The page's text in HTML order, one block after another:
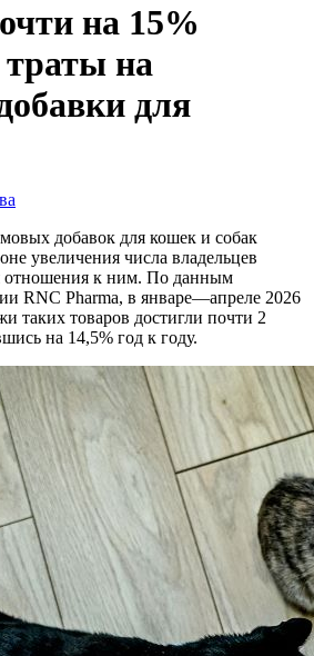
на 15%
на
для
добавок для кошек и собак
увеличения числа владельцев
отношения к ним. По данным
RNC Pharma, в январе—апреле 2026
таких товаров достигли почти 2
на 14,5% год к году.